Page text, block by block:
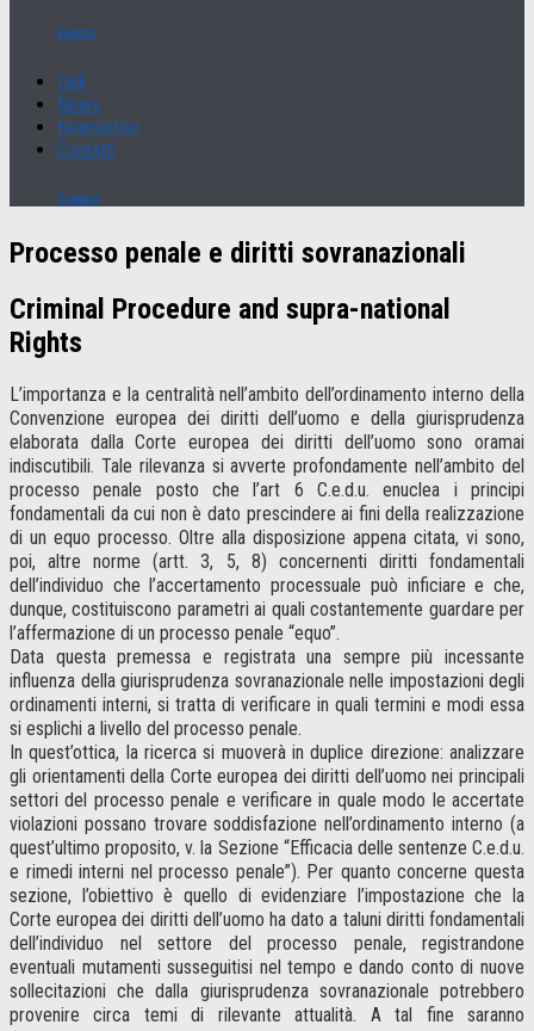
Events
Link
News
Newsletter
Contatti
Contact
Processo penale e diritti sovranazionali
Criminal Procedure and supra-national
Rights
L’importanza e la centralità nell’ambito dell’ordinamento interno della
Convenzione europea dei diritti dell’uomo e della giurisprudenza
elaborata dalla Corte europea dei diritti dell’uomo sono oramai
indiscutibili. Tale rilevanza si avverte profondamente nell’ambito del
processo penale posto che l’art 6 C.e.d.u. enuclea i principi
fondamentali da cui non è dato prescindere ai fini della realizzazione
di un equo processo. Oltre alla disposizione appena citata, vi sono,
poi, altre norme (artt. 3, 5, 8) concernenti diritti fondamentali
dell’individuo che l’accertamento processuale può inficiare e che,
dunque, costituiscono parametri ai quali costantemente guardare per
l’affermazione di un processo penale “equo”.
Data questa premessa e registrata una sempre più incessante
influenza della giurisprudenza sovranazionale nelle impostazioni degli
ordinamenti interni, si tratta di verificare in quali termini e modi essa
si esplichi a livello del processo penale.
In quest’ottica, la ricerca si muoverà in duplice direzione: analizzare
gli orientamenti della Corte europea dei diritti dell’uomo nei principali
settori del processo penale e verificare in quale modo le accertate
violazioni possano trovare soddisfazione nell’ordinamento interno (a
quest’ultimo proposito, v. la Sezione “Efficacia delle sentenze C.e.d.u.
e rimedi interni nel processo penale”). Per quanto concerne questa
sezione, l’obiettivo è quello di evidenziare l’impostazione che la
Corte europea dei diritti dell’uomo ha dato a taluni diritti fondamentali
dell’individuo nel settore del processo penale, registrandone
eventuali mutamenti susseguitisi nel tempo e dando conto di nuove
sollecitazioni che dalla giurisprudenza sovranazionale potrebbero
provenire circa temi di rilevante attualità. A tal fine saranno